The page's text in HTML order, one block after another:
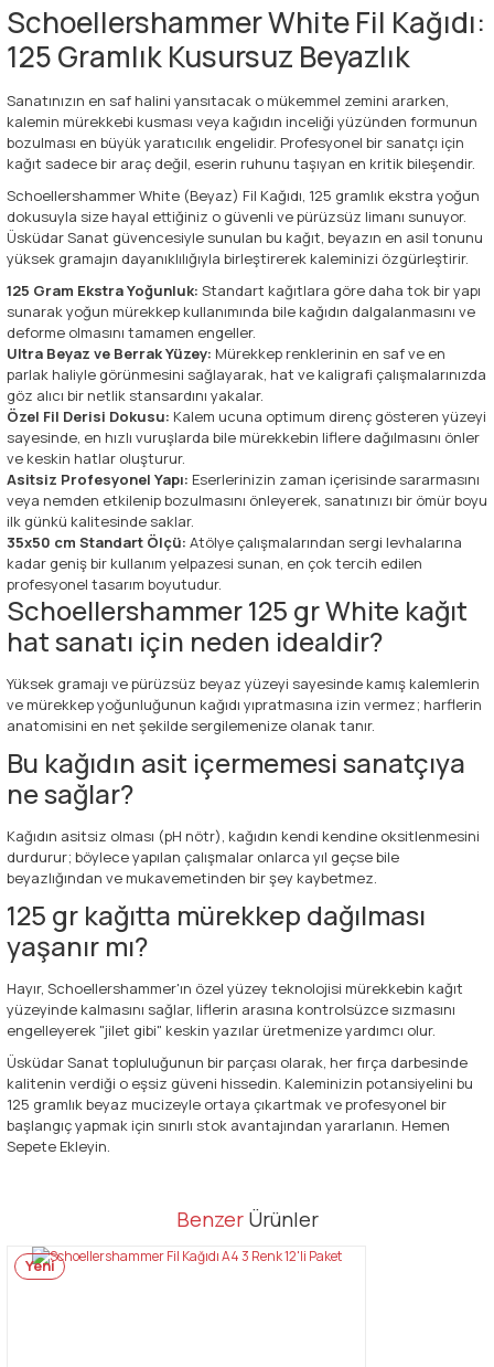
Schoellershammer White Fil Kağıdı:
125 Gramlık Kusursuz Beyazlık
Sanatınızın en saf halini yansıtacak o mükemmel zemini ararken,
kalemin mürekkebi kusması veya kağıdın inceliği yüzünden formunun
bozulması en büyük yaratıcılık engelidir. Profesyonel bir sanatçı için
kağıt sadece bir araç değil, eserin ruhunu taşıyan en kritik bileşendir.
Schoellershammer White (Beyaz) Fil Kağıdı, 125 gramlık ekstra yoğun
dokusuyla size hayal ettiğiniz o güvenli ve pürüzsüz limanı sunuyor.
Üsküdar Sanat güvencesiyle sunulan bu kağıt, beyazın en asil tonunu
yüksek gramajın dayanıklılığıyla birleştirerek kaleminizi özgürleştirir.
125 Gram Ekstra Yoğunluk: Standart kağıtlara göre daha tok bir yapı
sunarak yoğun mürekkep kullanımında bile kağıdın dalgalanmasını ve
deforme olmasını tamamen engeller.
Ultra Beyaz ve Berrak Yüzey: Mürekkep renklerinin en saf ve en
parlak haliyle görünmesini sağlayarak, hat ve kaligrafi çalışmalarınızda
göz alıcı bir netlik stansardını yakalar.
Özel Fil Derisi Dokusu: Kalem ucuna optimum direnç gösteren yüzeyi
sayesinde, en hızlı vuruşlarda bile mürekkebin liflere dağılmasını önler
ve keskin hatlar oluşturur.
Asitsiz Profesyonel Yapı: Eserlerinizin zaman içerisinde sararmasını
veya nemden etkilenip bozulmasını önleyerek, sanatınızı bir ömür boyu
ilk günkü kalitesinde saklar.
35x50 cm Standart Ölçü: Atölye çalışmalarından sergi levhalarına
kadar geniş bir kullanım yelpazesi sunan, en çok tercih edilen
profesyonel tasarım boyutudur.
Schoellershammer 125 gr White kağıt
hat sanatı için neden idealdir?
Yüksek gramajı ve pürüzsüz beyaz yüzeyi sayesinde kamış kalemlerin
ve mürekkep yoğunluğunun kağıdı yıpratmasına izin vermez; harflerin
anatomisini en net şekilde sergilemenize olanak tanır.
Bu kağıdın asit içermemesi sanatçıya
ne sağlar?
Kağıdın asitsiz olması (pH nötr), kağıdın kendi kendine oksitlenmesini
durdurur; böylece yapılan çalışmalar onlarca yıl geçse bile
beyazlığından ve mukavemetinden bir şey kaybetmez.
125 gr kağıtta mürekkep dağılması
yaşanır mı?
Hayır, Schoellershammer'ın özel yüzey teknolojisi mürekkebin kağıt
yüzeyinde kalmasını sağlar, liflerin arasına kontrolsüzce sızmasını
engelleyerek "jilet gibi" keskin yazılar üretmenize yardımcı olur.
Üsküdar Sanat topluluğunun bir parçası olarak, her fırça darbesinde
kalitenin verdiği o eşsiz güveni hissedin. Kaleminizin potansiyelini bu
125 gramlık beyaz mucizeyle ortaya çıkartmak ve profesyonel bir
başlangıç yapmak için sınırlı stok avantajından yararlanın. Hemen
Sepete Ekleyin.
Bu ürüne ilk yorumu siz yapın!
Bu ürünün fiyat bilgisi, resim, ürün açıklamalarında ve diğer
tarafımıza iletebilirsiniz.
Görüş ve önerileriniz için teşekkür ederiz.
Benzer Ürünler
Yeni